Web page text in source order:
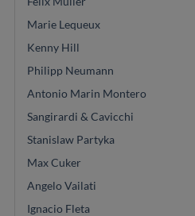
Marie Lequeux
Kenny Hill
Philipp Neumann
Antonio Marin Montero
Sangirardi & Cavicchi
Stanislaw Partyka
Max Cuker
Angelo Vailati
Ignacio Fleta